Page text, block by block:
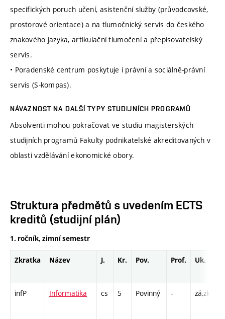
specifických poruch učení, asistenční služby (průvodcovské,
prostorové orientace) a na tlumočnický servis do českého
znakového jazyka, artikulační tlumočení a přepisovatelský
servis.
• Poradenské centrum poskytuje i právní a sociálně-právní
servis (S-kompas).
NÁVAZNOST NA DALŠÍ TYPY STUDIJNÍCH PROGRAMŮ
Absolventi mohou pokračovat ve studiu magisterských
studijních programů Fakulty podnikatelské akreditovaných v
oblasti vzdělávání ekonomické obory.
Struktura předmětů s uvedením ECTS
kreditů (studijní plán)
1. ročník, zimní semestr
Zkratka Název J. Kr. Pov. Prof. Uk.
infP Informatika cs 5 Povinný - zá,zk